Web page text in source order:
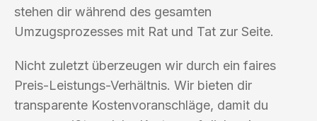
stehen dir während des gesamten
Umzugsprozesses mit Rat und Tat zur Seite.
Nicht zuletzt überzeugen wir durch ein faires
Preis-Leistungs-Verhältnis. Wir bieten dir
transparente Kostenvoranschläge, damit du